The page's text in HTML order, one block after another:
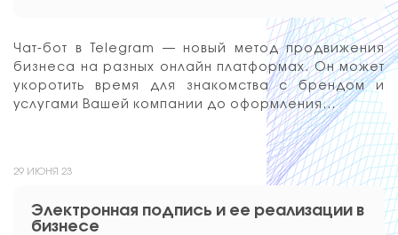
Чат-бот в Telegram — новый метод продвижения
бизнеса на разных онлайн платформах. Он может
укоротить время для знакомства с брендом и
услугами Вашей компании до оформления…
29 ИЮНЯ 23
Электронная подпись и ее реализации в
бизнесе